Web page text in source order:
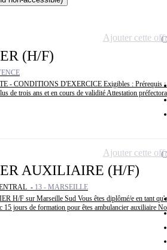
(H/F)
- CONDITIONS D'EXERCICE Exigibles : Prérequis :
de trois ans et en cours de validité Attestation
Ajouter cette
AUXILIAIRE (H/F)
- 13 - MARSEILLE
H/F sur Marseille Sud Vous êtes diplômé/e en tant
15 jours de formation pour êtes ambulancier auxiliaire
Ajouter cette